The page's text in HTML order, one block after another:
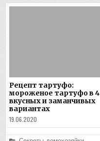
Рецепт тартуфо:
мороженое тартуфо в 4
вкусных и заманчивых
вариантах
19.06.2020